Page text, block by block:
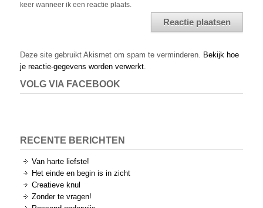
keer wanneer ik een reactie plaats.
Deze site gebruikt Akismet om spam te verminderen. Bekijk hoe
je reactie-gegevens worden verwerkt.
VOLG VIA FACEBOOK
RECENTE BERICHTEN
Van harte liefste!
Het einde en begin is in zicht
Creatieve knul
Zonder te vragen!